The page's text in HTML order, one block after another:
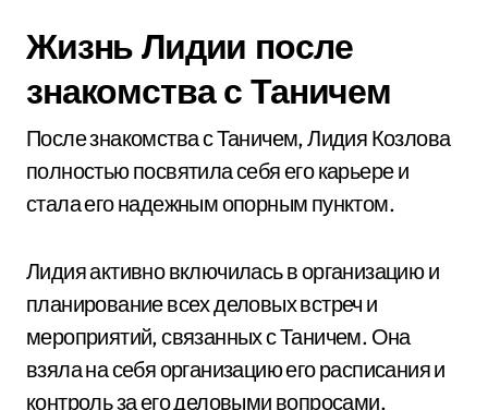
Жизнь Лидии после
знакомства с Таничем
После знакомства с Таничем, Лидия Козлова
полностью посвятила себя его карьере и
стала его надежным опорным пунктом.
Лидия активно включилась в организацию и
планирование всех деловых встреч и
мероприятий, связанных с Таничем. Она
взяла на себя организацию его расписания и
контроль за его деловыми вопросами.